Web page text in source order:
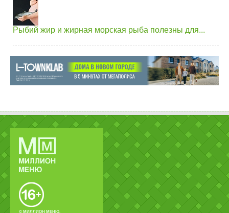
Рыбий жир и жирная морская рыба полезны для...
© МИЛЛИОН МЕНЮ.